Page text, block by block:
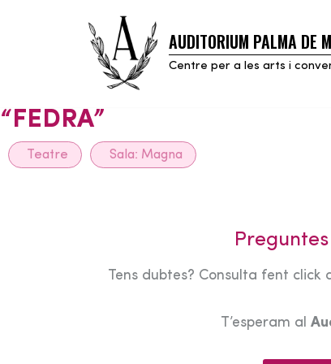
AUDITORIUM PALMA DE
Centre per a les arts i
“FEDRA”
Teatre Sala: Magna
Tens dubtes? Consulta fent
T’esperam al